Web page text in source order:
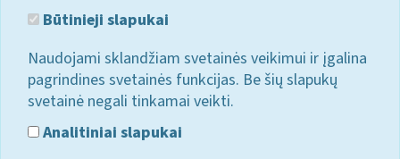
Būtinieji slapukai
Naudojami sklandžiam svetainės veikimui ir įgalina
pagrindines svetainės funkcijas. Be šių slapukų
svetainė negali tinkamai veikti.
Analitiniai slapukai